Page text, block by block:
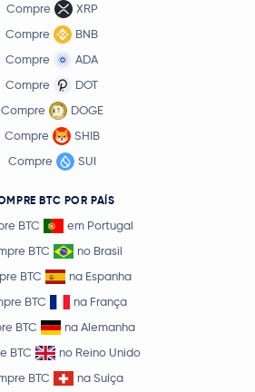
Compre
XRP
Compre
BNB
Compre
ADA
Compre
DOT
Compre
DOGE
Compre
SHIB
Compre
SUI
BTC POR PAÍS
BTC
em Portugal
BTC
no Brasil
BTC
na Espanha
BTC
na França
BTC
na Alemanha
BTC
no Reino Unido
BTC
na Suíça